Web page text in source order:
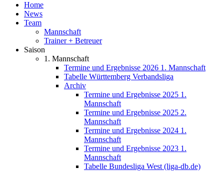
Home
News
Team
Mannschaft
Trainer + Betreuer
Saison
1. Mannschaft
Termine und Ergebnisse 2026 1. Mannschaft
Tabelle Württemberg Verbandsliga
Archiv
Termine und Ergebnisse 2025 1.
Mannschaft
Termine und Ergebnisse 2025 2.
Mannschaft
Termine und Ergebnisse 2024 1.
Mannschaft
Termine und Ergebnisse 2023 1.
Mannschaft
Tabelle Bundesliga West (liga-db.de)